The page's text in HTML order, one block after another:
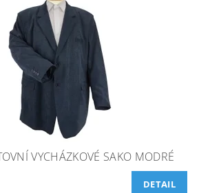
VYCHÁZKOVÉ SAKO MODRÉ
DETAIL